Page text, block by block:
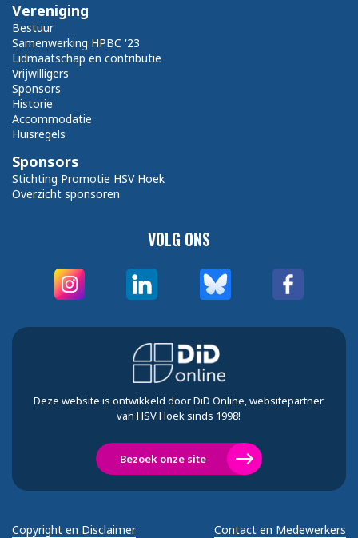
VOLG ONS
Vereniging
Bestuur
Samenwerking HPBC '23
Lidmaatschap en contributie
Vrijwilligers
Sponsors
Historie
Accommodatie
Huisregels
Sponsors
Stichting Promotie HSV Hoek
Overzicht sponsoren
Deze website is ontwikkeld door DiD Online, websitepartner
van HSV Hoek sinds 1998!
Bezoek onze site
Copyright en Disclaimer Contact en Medewerkers